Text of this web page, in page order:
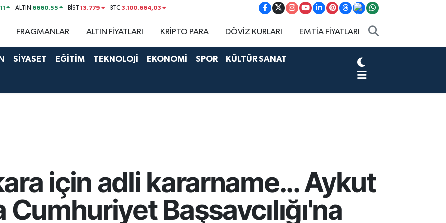
ALTIN 6660.55 BİST13.779 BTC3.100.664,03
FRAGMANLAR ALTIN FİYATLARI KRİPTO PARA DÖVİZ KURLARI EMTİA FİYATLARI
SİYASET EĞİTİM TEKNOLOJİ EKONOMİ SPOR KÜLTÜR SANAT
için adli kararname... Aykut
Başsavcılığı'na